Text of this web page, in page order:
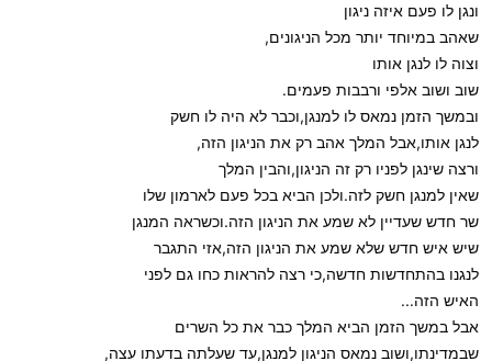
ונגן לו פעם איזה ניגון
שאהב במיוחד יותר מכל הניגונים,
וצוה לו לנגן אותו
שוב ושוב אלפי ורבבות פעמים.
ובמשך הזמן נמאס לו למנגן,וכבר לא היה לו חשק
לנגן אותו,אבל המלך אהב רק את הניגון הזה,
ורצה שינגן לפניו רק זה הניגון,והבין המלך
שאין למנגן חשק לזה.ולכן הביא בכל פעם לארמון שלו
שר חדש שעדיין לא שמע את הניגון הזה.וכשראה המנגן
שיש איש חדש שלא שמע את הניגון הזה,אזי התגבר
לנגנו בהתחדשות חדשה,כי רצה להראות כחו גם לפני
האיש הזה...
אבל במשך הזמן הביא המלך כבר את כל השרים
שבמדינתו,ושוב נמאס הניגון למנגן,עד שעלתה בדעתו עצה,